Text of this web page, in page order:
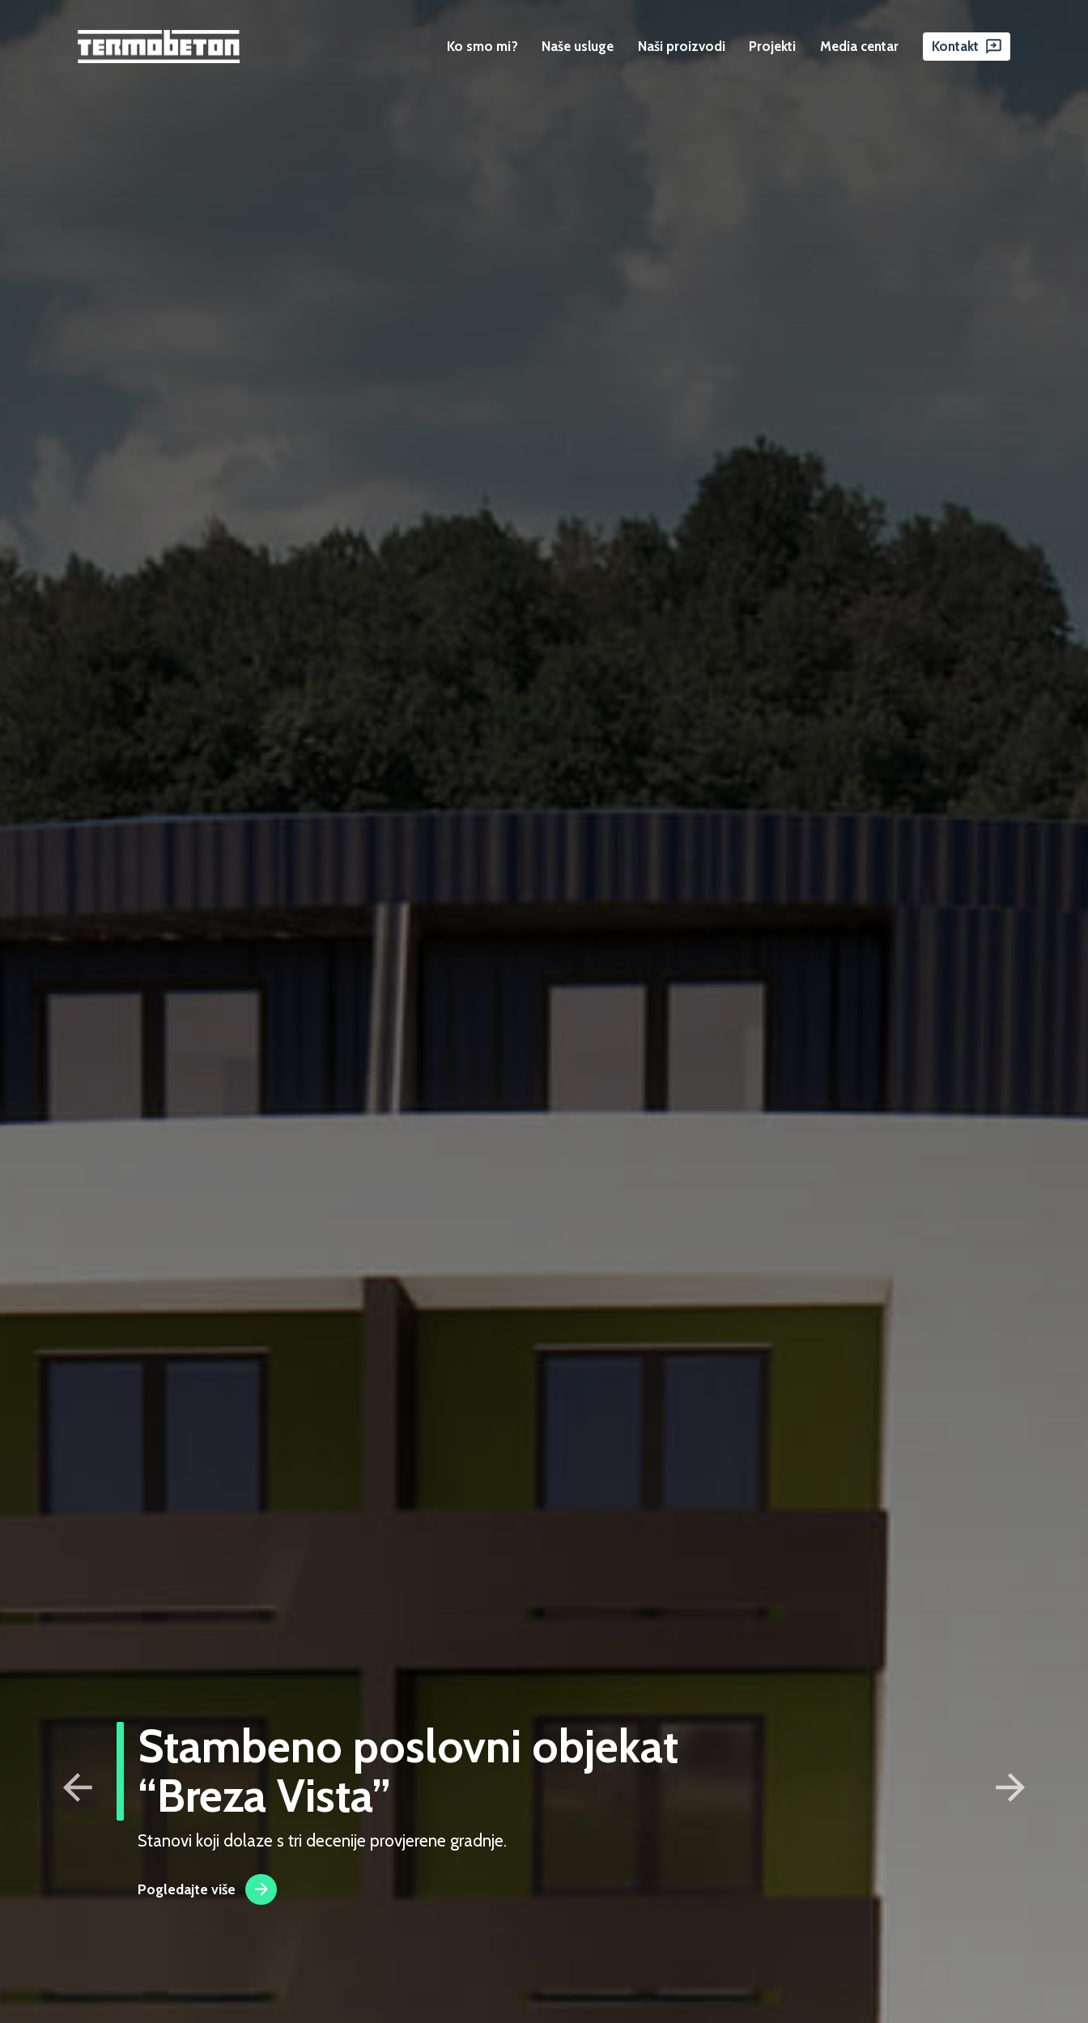
Ko smo mi? Naše usluge Naši proizvodi Projekti Media centar Kontakt
Stambeno poslovni objekat
“Breza Vista”
Stanovi koji dolaze s tri decenije provjerene gradnje.
Pogledajte više